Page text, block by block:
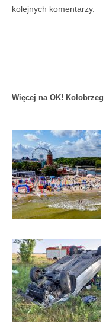
kolejnych komentarzy.
Więcej na OK! Kołobrzeg